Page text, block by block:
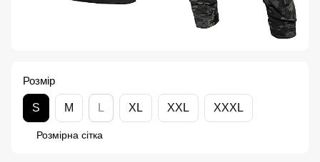
Розмір
S M L XL XXL XXXL
Розмірна сітка